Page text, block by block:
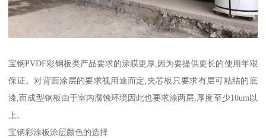
宝钢PVDF彩钢板类产品要求的涂膜更厚,因为要提供更长的使用年艰
保证。对背面涂层的要求视用途而定,夹芯板只要求有层可粘结的底
漆,而成型钢板由于室内腐蚀环境因此也要求涂两层,厚度至少10um以
上。
宝钢彩涂板涂层颜色的选择